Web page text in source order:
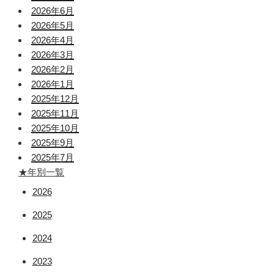
2026年6月
2026年5月
2026年4月
2026年3月
2026年2月
2026年1月
2025年12月
2025年11月
2025年10月
2025年9月
2025年7月
★年別一覧
2026
2025
2024
2023